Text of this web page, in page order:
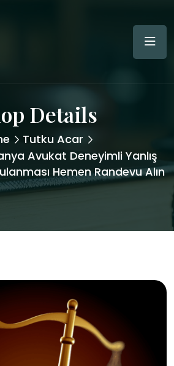
Details
Tutku Acar
Avukat Deneyimli Yanlış
Hemen Randevu Alın